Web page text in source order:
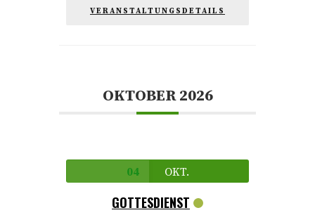
VERANSTALTUNGSDETAILS
OKTOBER 2026
04 OKT.
GOTTESDIENST